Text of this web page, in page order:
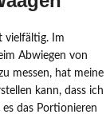
vielfältig. Im
Abwiegen von
messen, hat meine
kann, dass ich
das Portionieren